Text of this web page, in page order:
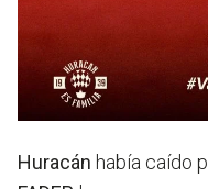
Huracán había caído